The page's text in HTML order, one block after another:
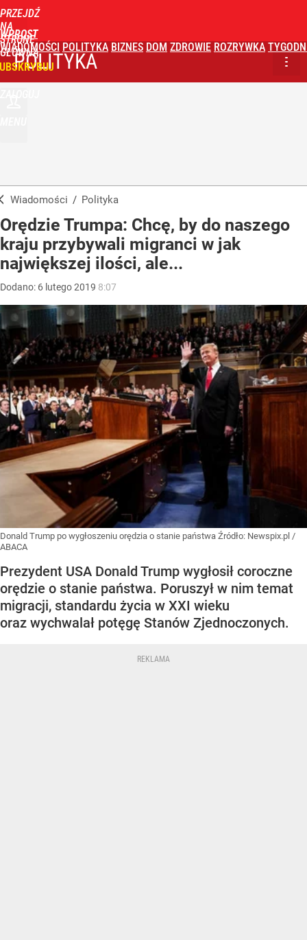
PRZEJDŹ
NA
STRONĘ
GŁÓWNĄ
WPROST
WIADOMOŚCI POLITYKA BIZNES DOM ZDROWIE ROZRYWKA
POLITYKA
Wiadomości / Polityka
Orędzie Trumpa: Chcę, by do naszego
kraju przybywali migranci w jak
największej ilości, ale...
Dodano: 6 lutego2019 8:07
Donald Trump po wygłoszeniu orędzia o stanie państwa Źródło: Newspix.pl /
ABACA
Prezydent USA Donald Trump wygłosił coroczne
orędzie o stanie państwa. Poruszył w nim temat
migracji, standardu życia w XXI wieku
oraz wychwalał potęgę Stanów Zjednoczonych.